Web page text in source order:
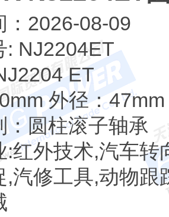
：2026-08-09
: NJ2204ET
ET
外径：
：圆柱滚子轴承
:红外技术,汽车
,汽修工具,动物